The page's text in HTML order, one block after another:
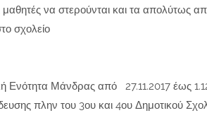
μαθητές να στερούνται και τα απολύτως
σχολείο
Ενότητα Μάνδρας από 27.11.2017 έως
πλην του 3ου και 4ου Δημοτικού